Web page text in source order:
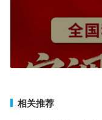
相关推荐